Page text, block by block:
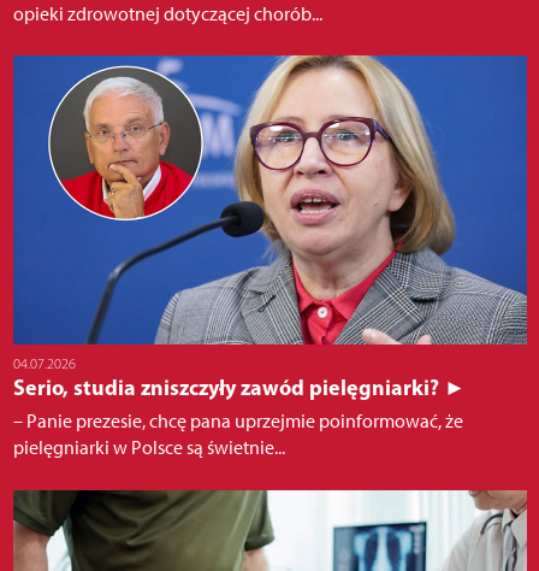
opieki zdrowotnej dotyczącej chorób...
04.07.2026
Serio, studia zniszczyły zawód pielęgniarki? ►
– Panie prezesie, chcę pana uprzejmie poinformować, że
pielęgniarki w Polsce są świetnie...